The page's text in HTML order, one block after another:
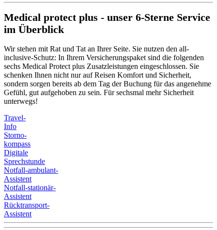
Medical protect plus - unser 6-Sterne Service
im Überblick
Wir stehen mit Rat und Tat an Ihrer Seite. Sie nutzen den all-
inclusive-Schutz: In Ihrem Versicherungspaket sind die folgenden
sechs Medical Protect plus Zusatzleistungen eingeschlossen. Sie
schenken Ihnen nicht nur auf Reisen Komfort und Sicherheit,
sondern sorgen bereits ab dem Tag der Buchung für das angenehme
Gefühl, gut aufgehoben zu sein. Für sechsmal mehr Sicherheit
unterwegs!
Travel-
Info
Storno-
kompass
Digitale
Sprechstunde
Notfall-ambulant-
Assistent
Notfall-stationär-
Assistent
Rücktransport-
Assistent